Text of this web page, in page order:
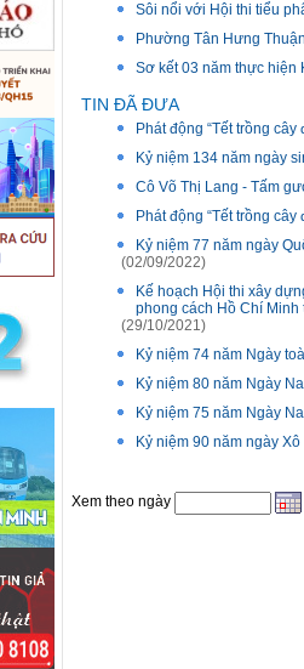
Sôi nổi với Hội thi tiểu
Phường Tân Hưng
Sơ kết 03 năm thực hiện
TIN ĐÃ ĐƯA
Phát động “Tết trồng
Kỷ niệm 134 năm ngày
Cô Võ Thị Lang - Tấm
Phát động “Tết trồng
Kỷ niệm 77 năm ngày
(02/09/2022)
Kế hoạch Hội thi xây
phong cách Hồ Chí
(29/10/2021)
Kỷ niệm 74 năm Ngày
Kỷ niệm 80 năm Ngày
Kỷ niệm 75 năm Ngày
Kỷ niệm 90 năm ngày
Xem theo ngày